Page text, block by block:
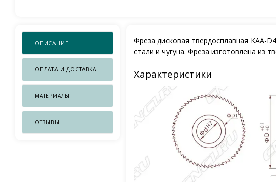
ОПИСАНИЕ
ОПЛАТА И ДОСТАВКА
МАТЕРИАЛЫ
ОТЗЫВЫ
Фреза дисковая твердосплавная KAA-
стали и чугуна. Фреза изготовлена из
Характеристики